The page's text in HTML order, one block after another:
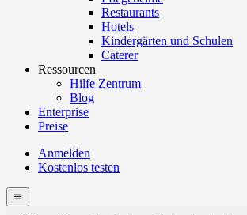
Restaurants
Hotels
Kindergärten und Schulen
Caterer
Ressourcen
Hilfe Zentrum
Blog
Enterprise
Preise
Menutech
navigation
Anmelden
Kostenlos testen
menu